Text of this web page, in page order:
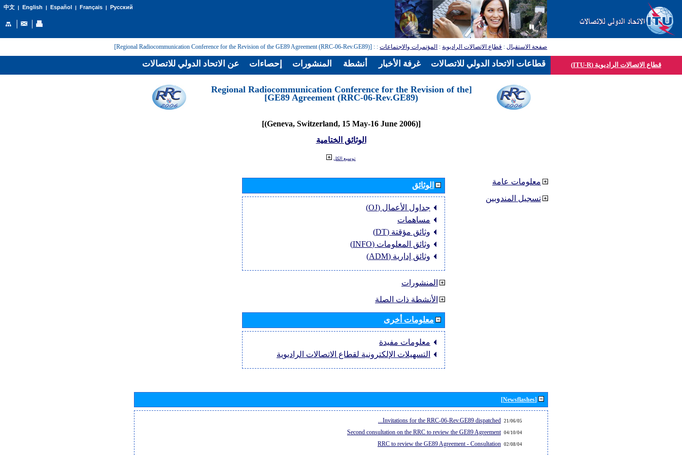
中文| English | Español | Français| Русский
صفحة الاستقبال: قطاع الاتصالات الراديوية: المؤتمرات والاجتماعات:
: [Regional Radiocommunication Conference for the Revision of the GE89 Agreement (RRC-06-Rev.GE89)]
قطاع الاتصالات الراديوية (ITU-R)
[Regional Radiocommunication Conference for the Revision of the
GE89 Agreement (RRC-06-Rev.GE89)]
[(Geneva, Switzerland, 15 May-16 June 2006)]
الوثائق الختامية
توسيع الكل
الوثائق
جداول الأعمال (OJ)
مساهمات
وثائق مؤقتة (DT)
وثائق المعلومات (INFO)
وثائق إدارية (ADM)
المنشورات
الأنشطة ذات الصلة
معلومات أخرى
معلومات مفيدة
التسهيلات الإلكترونية لقطاع الاتصالات الراديوية
معلومات عامة
تسجيل المندوبين
[Newsflashes]
21/06/05
Invitations for the RRC-06-Rev.GE89 dispatched...
04/10/04
Second consultation on the RRC to review the GE89 Agreement
02/08/04
RRC to review the GE89 Agreement - Consultation
عن الاتحاد الدولي للاتصالات إحصاءات المنشورات أنشطة غرفة الأخبار قطاعات الاتحاد الدولي للاتصالات